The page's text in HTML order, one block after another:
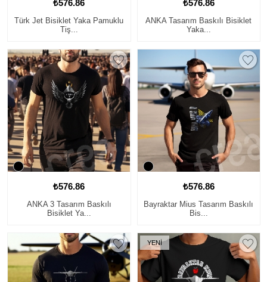
₺576.86
Türk Jet Bisiklet Yaka Pamuklu
Tiş...
₺576.86
ANKA Tasarım Baskılı Bisiklet
Yaka...
₺576.86
ANKA 3 Tasarım Baskılı
Bisiklet Ya...
₺576.86
Bayraktar Mius Tasarım Baskılı
Bis...
YENİ